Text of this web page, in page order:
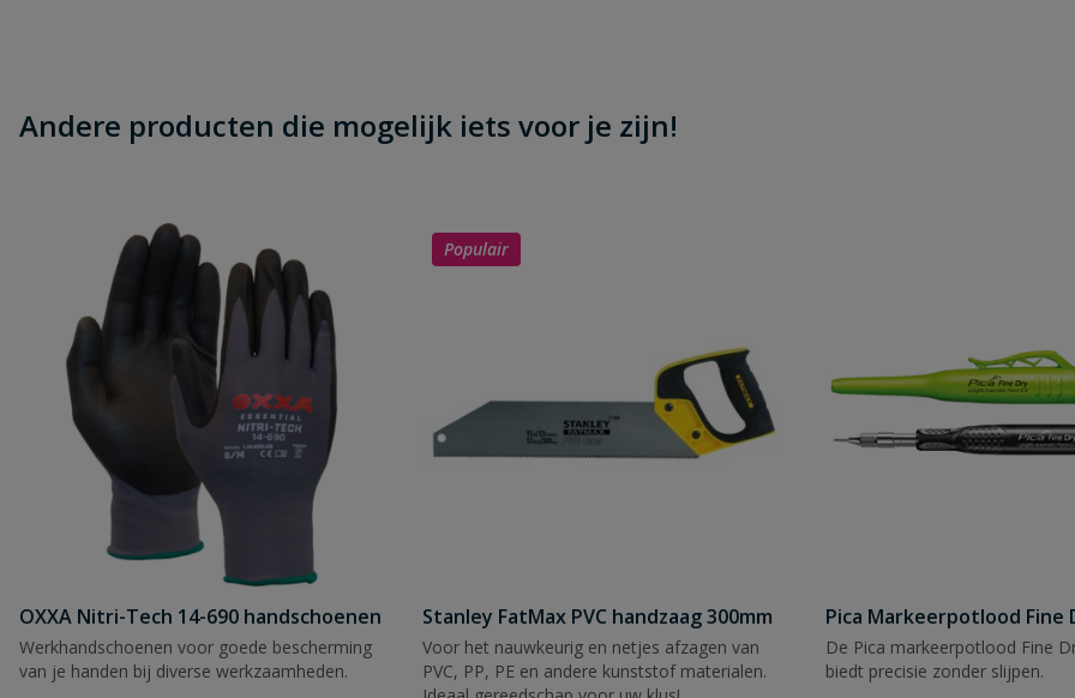
Andere producten die mogelijk iets voor je zijn!
OXXA Nitri-Tech 14-690 handschoenen
Werkhandschoenen voor goede bescherming
van je handen bij diverse werkzaamheden.
Populair
Stanley FatMax PVC handzaag 300mm
Voor het nauwkeurig en netjes afzagen van
PVC, PP, PE en andere kunststof materialen.
Pica Markeerpotlood Fine
De Pica markeerpotlood Fine
biedt precisie zonder slijpen.